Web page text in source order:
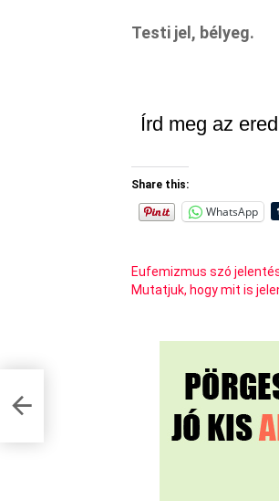
Testi jel, bélyeg.
Írd meg az
Share this:
WhatsApp
Eufemizmus szó
Mutatjuk, hogy mit is